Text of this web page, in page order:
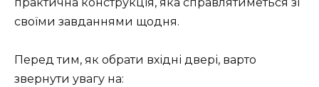
своїми завданнями щодня.
Перед тим, як обрати вхідні двері, варто
звернути увагу на: